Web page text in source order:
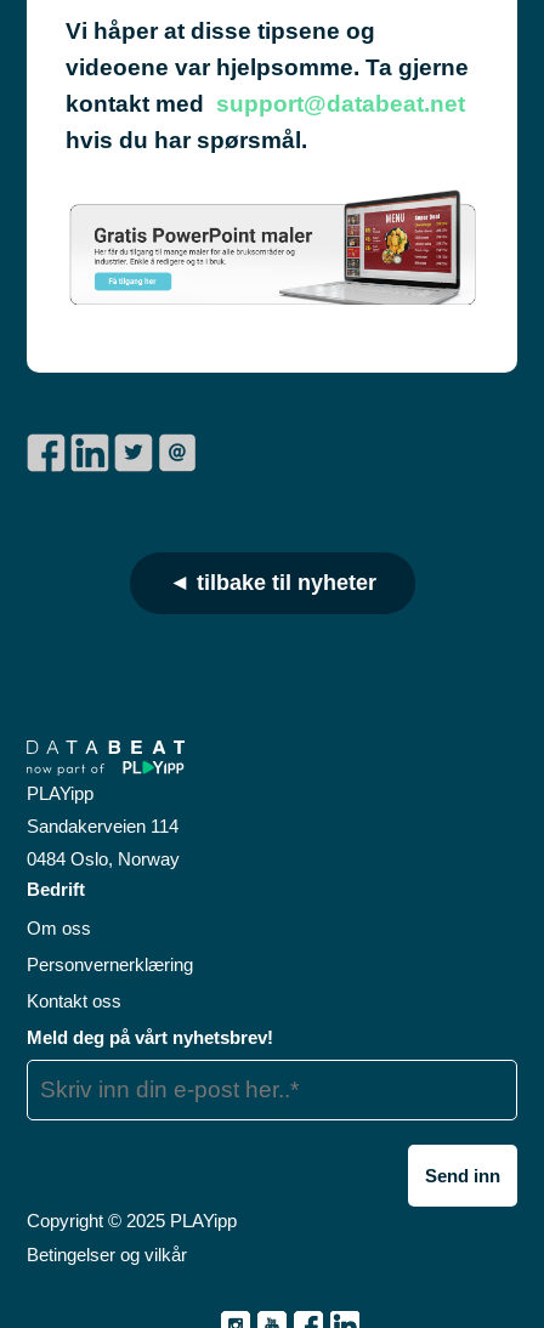
Vi håper at disse tipsene og
videoene var hjelpsomme. Ta gjerne
kontakt med support@databeat.net
hvis du har spørsmål.
◄ tilbake til nyheter
PLAYipp
Sandakerveien 114
0484 Oslo, Norway
Bedrift
Om oss
Personvernerklæring
Kontakt oss
Meld deg på vårt nyhetsbrev!
Copyright © 2025 PLAYipp
Betingelser og vilkår